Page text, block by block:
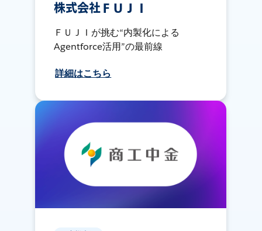
株式会社ＦＵＪＩ
ＦＵＪＩが挑む“内製化による
Agentforce活用”の最前線
詳細はこちら